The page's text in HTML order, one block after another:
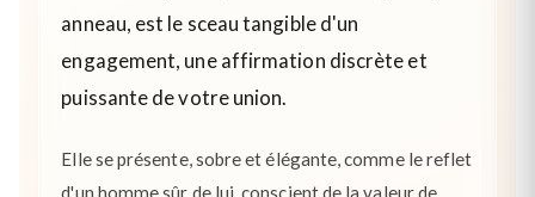
anneau, est le sceau tangible d'un
engagement, une affirmation discrète et
puissante de votre union.
Elle se présente, sobre et élégante, comme le reflet
d'un homme sûr de lui, conscient de la valeur de